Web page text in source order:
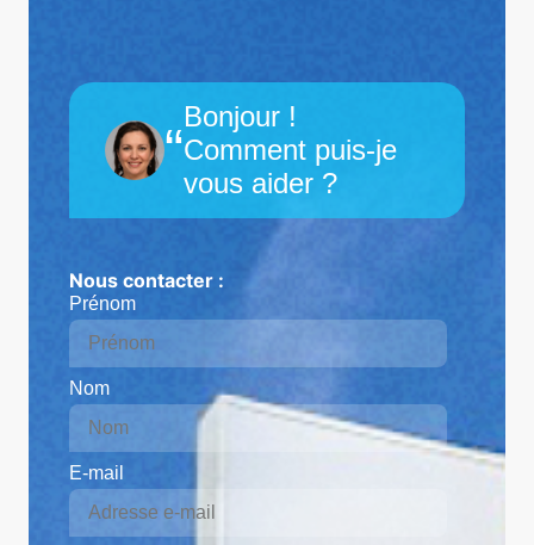
“
Bonjour !
Comment puis-je
vous aider ?
Nous contacter :
Prénom
Nom
E-mail